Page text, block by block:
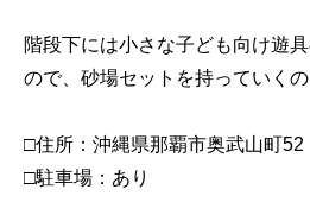
階段下には小さな子ども向け遊
ので、砂場セットを持っていくの
□住所：沖縄県那覇市奥武山町52
□駐車場：あり